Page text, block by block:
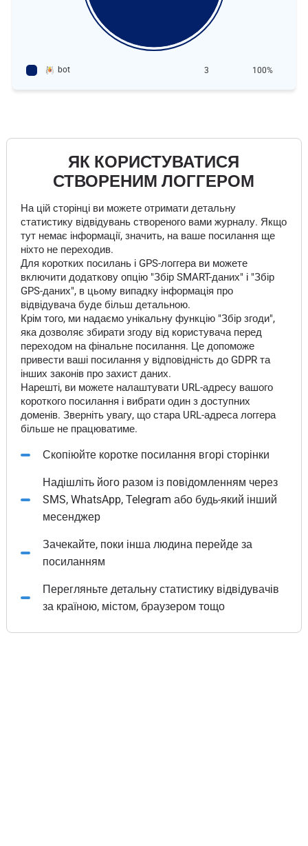
bot 3 100%
ЯК КОРИСТУВАТИСЯ
СТВОРЕНИМ ЛОГГЕРОМ
На цій сторінці ви можете отримати детальну
статистику відвідувань створеного вами журналу. Якщо
тут немає інформації, значить, на ваше посилання ще
ніхто не переходив.
Для коротких посилань і GPS-логгера ви можете
включити додаткову опцію "Збір SMART-даних" і "Збір
GPS-даних", в цьому випадку інформація про
відвідувача буде більш детальною.
Крім того, ми надаємо унікальну функцію "Збір згоди",
яка дозволяє збирати згоду від користувача перед
переходом на фінальне посилання. Це допоможе
привести ваші посилання у відповідність до GDPR та
інших законів про захист даних.
Нарешті, ви можете налаштувати URL-адресу вашого
короткого посилання і вибрати один з доступних
доменів. Зверніть увагу, що стара URL-адреса логгера
більше не працюватиме.
Скопіюйте коротке посилання вгорі сторінки
Надішліть його разом із повідомленням через
SMS, WhatsApp, Telegram або будь-який інший
месенджер
Зачекайте, поки інша людина перейде за
посиланням
Перегляньте детальну статистику відвідувачів
за країною, містом, браузером тощо